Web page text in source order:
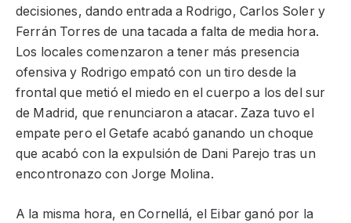
decisiones, dando entrada a Rodrigo, Carlos Soler y
Ferrán Torres de una tacada a falta de media hora.
Los locales comenzaron a tener más presencia
ofensiva y Rodrigo empató con un tiro desde la
frontal que metió el miedo en el cuerpo a los del sur
de Madrid, que renunciaron a atacar. Zaza tuvo el
empate pero el Getafe acabó ganando un choque
que acabó con la expulsión de Dani Parejo tras un
encontronazo con Jorge Molina.
A la misma hora, en Cornellá, el Eibar ganó por la